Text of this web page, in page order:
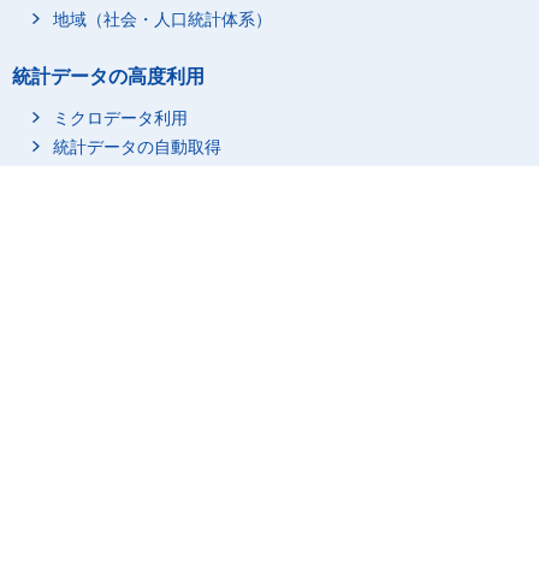
地域（社会・人口統計体系）
統計データの高度利用
ミクロデータ利用
統計データの自動取得